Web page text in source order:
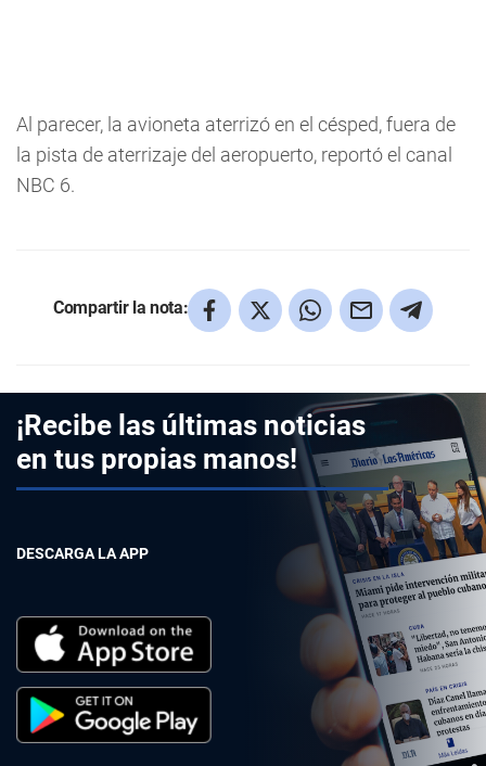
Al parecer, la avioneta aterrizó en el césped, fuera de
la pista de aterrizaje del aeropuerto, reportó el canal
NBC 6.
Compartir la nota:
¡Recibe las últimas noticias
en tus propias manos!
DESCARGA LA APP